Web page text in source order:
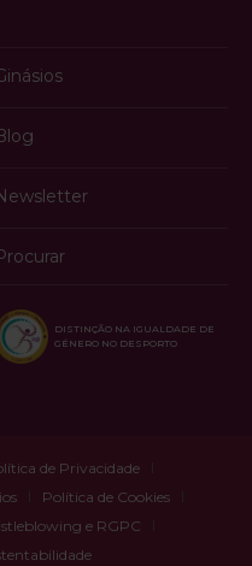
DISTINÇÃO NA IGUALDADE DE
GÉNERO NO DESPORTO
de Privacidade
Política de Cookies
e RGPC